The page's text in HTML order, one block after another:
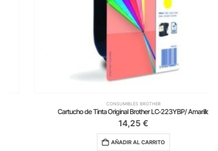
CONSUMIBLES BROTHER
Cartucho de Tinta Original Brother LC-223YBP/ Amarillo
€
AÑADIR AL CARRITO